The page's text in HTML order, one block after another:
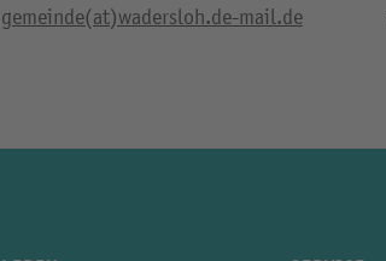
gemeinde(at)wadersloh.de-mail.de